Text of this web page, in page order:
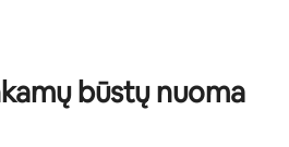
būstų nuoma